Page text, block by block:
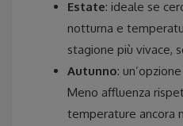
Estate: ideale se
notturna e
stagione più vivace,
Autunno:
Meno affluenza
temperature ancora